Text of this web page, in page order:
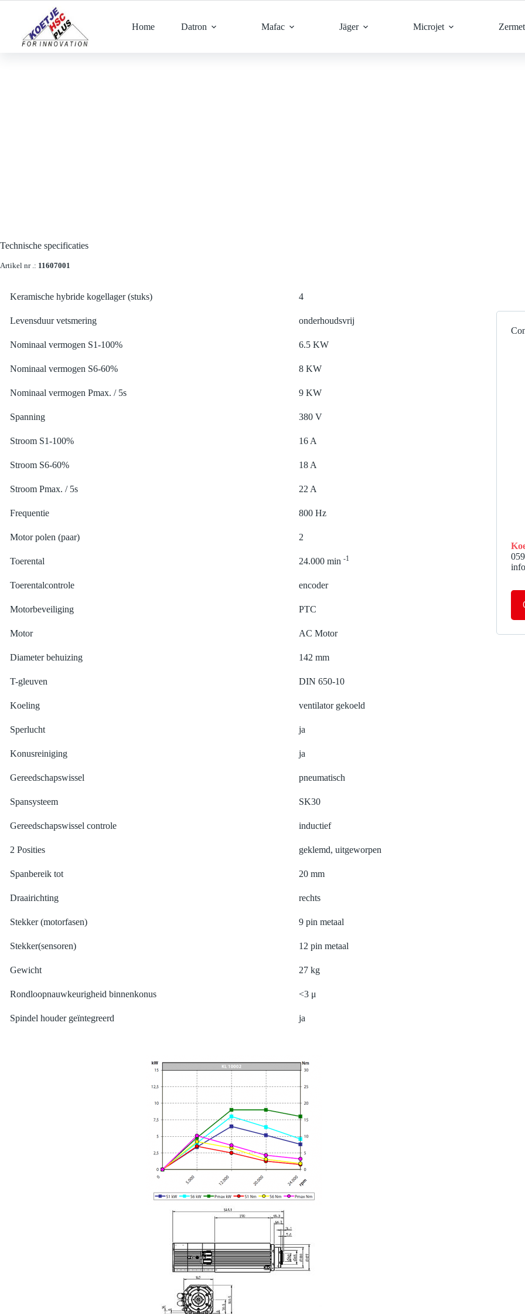
inhoud
Home Datron Mafac Jäger Microjet Zermet
Technische specificaties
Artikel nr .: 11607001
Keramische hybride kogellager (stuks) 4
Levensduur vetsmering onderhoudsvrij
Nominaal vermogen S1-100% 6.5 KW
Nominaal vermogen S6-60% 8 KW
Nominaal vermogen Pmax. / 5s 9 KW
Spanning 380 V
Stroom S1-100% 16 A
Stroom S6-60% 18 A
Stroom Pmax. / 5s 22 A
Frequentie 800 Hz
Motor polen (paar) 2
Toerental 24.000 min -1
Toerentalcontrole encoder
Motorbeveiliging PTC
Motor AC Motor
Diameter behuizing 142 mm
T-gleuven DIN 650-10
Koeling ventilator gekoeld
Sperlucht ja
Konusreiniging ja
Gereedschapswissel pneumatisch
Spansysteem SK30
Gereedschapswissel controle inductief
2 Posities geklemd, uitgeworpen
Spanbereik tot 20 mm
Draairichting rechts
Stekker (motorfasen) 9 pin metaal
Stekker(sensoren) 12 pin metaal
Gewicht 27 kg
Rondloopnauwkeurigheid binnenkonus <3 μ
Spindel houder geïntegreerd ja